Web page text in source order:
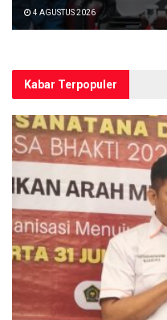
4 AGUSTUS 2026
Kabar Terpopuler